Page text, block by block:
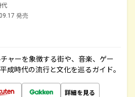
発売
ャーを象徴する街や、音楽、ゲー
成時代の流行と文化を巡るガイド。
詳細を見る